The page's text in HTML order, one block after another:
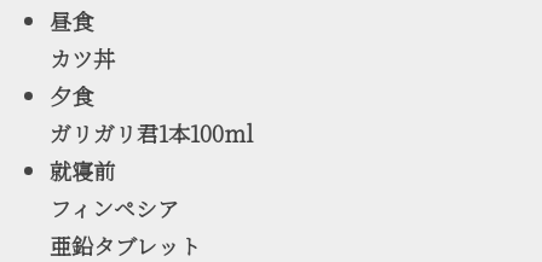
昼食
カツ丼
夕食
ガリガリ君1本100ml
就寝前
フィンペシア
亜鉛タブレット